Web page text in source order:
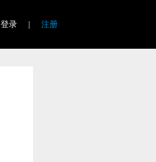
登录 注册